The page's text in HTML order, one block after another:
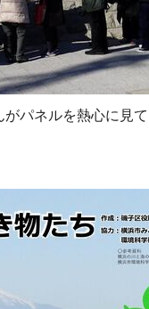
パネルを熱心に見て